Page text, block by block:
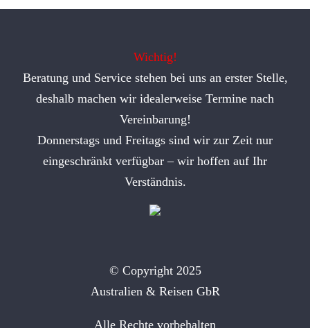
Wichtig!
Beratung und Service stehen bei uns an erster Stelle,
deshalb machen wir idealerweise Termine nach
Vereinbarung!
Donnerstags und Freitags sind wir zur Zeit nur
eingeschränkt verfügbar – wir hoffen auf Ihr
Verständnis.
© Copyright 2025
Australien & Reisen GbR
Alle Rechte vorbehalten